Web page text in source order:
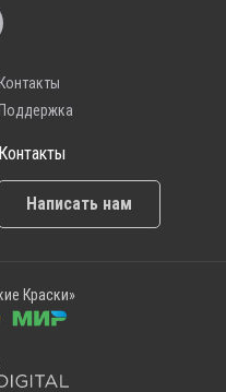
Контакты
Поддержка
Контакты
Написать нам
Краски»